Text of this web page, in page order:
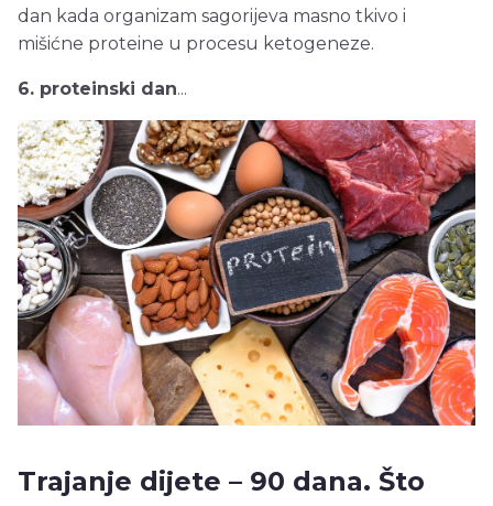
dan kada organizam sagorijeva masno tkivo i
mišićne proteine u procesu ketogeneze.
6. proteinski dan...
Trajanje dijete – 90 dana. Što